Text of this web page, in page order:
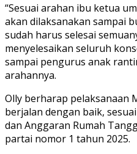
“Sesuai arahan ibu ketua
akan dilaksanakan sampai
sudah harus selesai
menyelesaikan seluruh
sampai pengurus anak
arahannya.
Olly berharap pelaksanaan
berjalan dengan baik,
dan Anggaran Rumah
partai nomor 1 tahun 2025.